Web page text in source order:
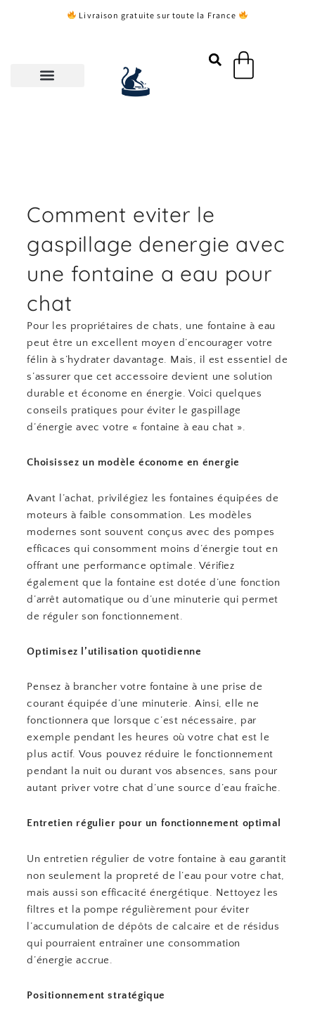
Livraison gratuite sur toute la France
Panier
Comment eviter le
gaspillage denergie avec
une fontaine a eau pour
chat
Pour les propriétaires de chats, une fontaine à eau
peut être un excellent moyen d’encourager votre
félin à s’hydrater davantage. Mais, il est essentiel de
s’assurer que cet accessoire devient une solution
durable et économe en énergie. Voici quelques
conseils pratiques pour éviter le gaspillage
d’énergie avec votre « fontaine à eau chat ».
Choisissez un modèle économe en énergie
Avant l’achat, privilégiez les fontaines équipées de
moteurs à faible consommation. Les modèles
modernes sont souvent conçus avec des pompes
efficaces qui consomment moins d’énergie tout en
offrant une performance optimale. Vérifiez
également que la fontaine est dotée d’une fonction
d’arrêt automatique ou d’une minuterie qui permet
de réguler son fonctionnement.
Optimisez l’utilisation quotidienne
Pensez à brancher votre fontaine à une prise de
courant équipée d’une minuterie. Ainsi, elle ne
fonctionnera que lorsque c’est nécessaire, par
exemple pendant les heures où votre chat est le
plus actif. Vous pouvez réduire le fonctionnement
pendant la nuit ou durant vos absences, sans pour
autant priver votre chat d’une source d’eau fraîche.
Entretien régulier pour un fonctionnement optimal
Un entretien régulier de votre fontaine à eau garantit
non seulement la propreté de l’eau pour votre chat,
mais aussi son efficacité énergétique. Nettoyez les
filtres et la pompe régulièrement pour éviter
l’accumulation de dépôts de calcaire et de résidus
qui pourraient entraîner une consommation
d’énergie accrue.
Positionnement stratégique